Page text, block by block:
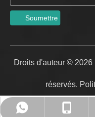
Soumettre
Droits d'auteur © 2026
réservés.